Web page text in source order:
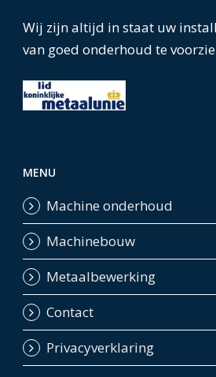
Wij zijn altijd in staat uw
van goed onderhoud te
MENU
Machine onderhoud
Machinebouw
Metaalbewerking
Contact
Privacyverklaring